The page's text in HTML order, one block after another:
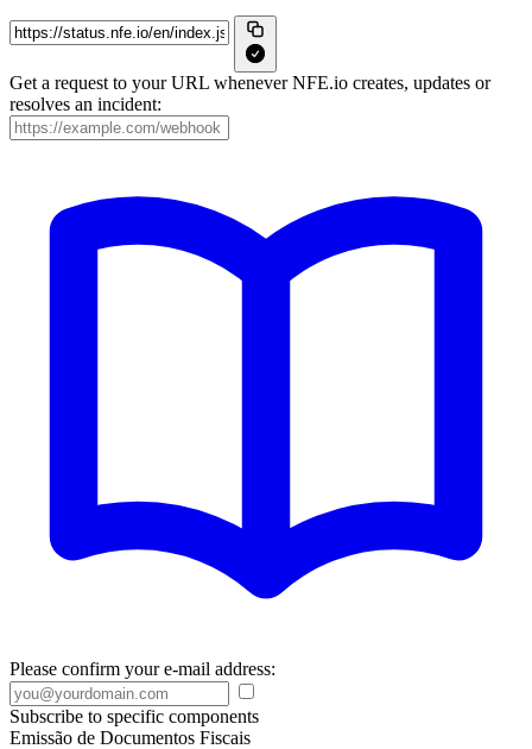
Get a request to your URL whenever NFE.io creates, updates or
resolves an incident:
Please confirm your e-mail address:
Subscribe to specific components
Emissão de Documentos Fiscais